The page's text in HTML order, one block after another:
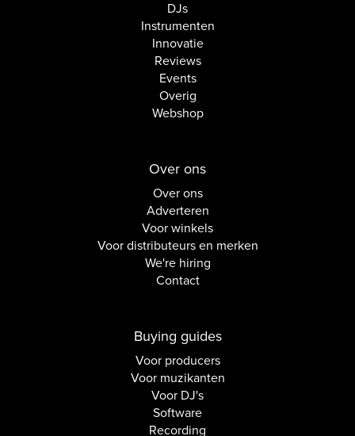
DJs
Instrumenten
Innovatie
Reviews
Events
Overig
Webshop
Over ons
Over ons
Adverteren
Voor winkels
Voor distributeurs en merken
We're hiring
Contact
Buying guides
Voor producers
Voor muzikanten
Voor DJ's
Software
Recording